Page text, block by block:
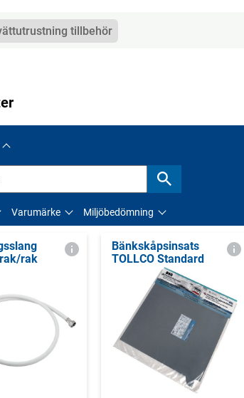
tillbehör
Varumärke Miljöbedömning
rak/rak
Bänkskåpsinsats
TOLLCO Standard